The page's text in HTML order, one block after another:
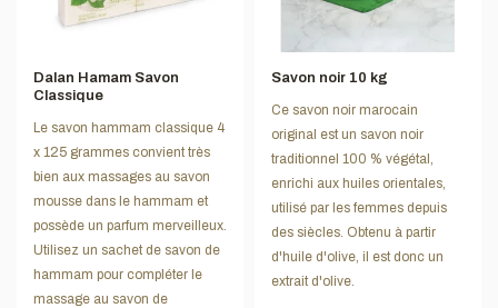
Dalan Hamam Savon
Classique
Le savon hammam classique 4
x 125 grammes convient très
bien aux massages au savon
mousse dans le hammam et
possède un parfum merveilleux.
Utilisez un sachet de savon de
hammam pour compléter le
massage au savon de
Savon noir 10 kg
Ce savon noir marocain
original est un savon noir
traditionnel 100 % végétal,
enrichi aux huiles orientales,
utilisé par les femmes depuis
des siècles. Obtenu à partir
d'huile d'olive, il est donc un
extrait d'olive.